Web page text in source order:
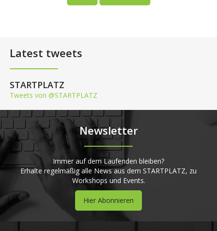
Latest tweets
STARTPLATZ
Tweets von @STARTPLATZ
Newsletter
Immer auf dem Laufenden bleiben?
Erhalte regelmäßig alle News aus dem STARTPLATZ, zu
Workshops und Events.
Hier Abonnieren